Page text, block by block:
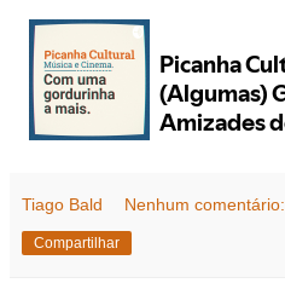
Tiago Bald Nenhum comentário:
Compartilhar